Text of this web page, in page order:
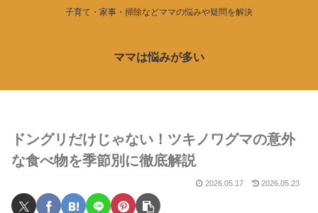
子育て・家事・掃除などママの悩みや疑問を解決
ママは悩みが多い
ドングリだけじゃない！ツキノワグマの意外
な食べ物を季節別に徹底解説
2026.05.17 2026.05.23